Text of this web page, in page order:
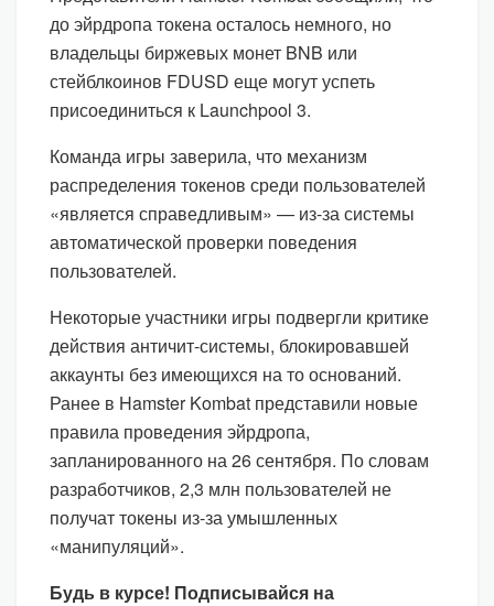
до эйрдропа токена осталось немного, но
владельцы биржевых монет BNB или
стейблкоинов FDUSD еще могут успеть
присоединиться к Launchpool 3.
Команда игры заверила, что механизм
распределения токенов среди пользователей
«является справедливым» — из-за системы
автоматической проверки поведения
пользователей.
Некоторые участники игры подвергли критике
действия античит-системы, блокировавшей
аккаунты без имеющихся на то оснований.
Ранее в Hamster Kombat представили новые
правила проведения эйрдропа,
запланированного на 26 сентября. По словам
разработчиков, 2,3 млн пользователей не
получат токены из-за умышленных
«манипуляций».
Будь в курсе! Подписывайся на